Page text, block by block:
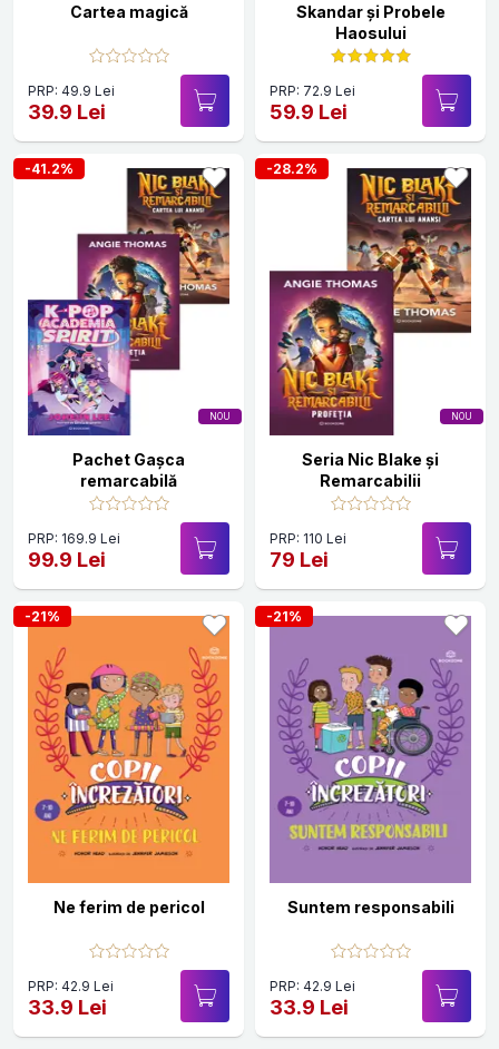
Cartea magică
PRP: 49.9 Lei
39.9 Lei
Skandar și Probele
Haosului
PRP: 72.9 Lei
59.9 Lei
NOU
-41.2%
Pachet Gașca
remarcabilă
PRP: 169.9 Lei
99.9 Lei
NOU
-28.2%
Seria Nic Blake și
Remarcabilii
PRP: 110 Lei
79 Lei
-21%
Ne ferim de pericol
PRP: 42.9 Lei
33.9 Lei
-21%
Suntem responsabili
PRP: 42.9 Lei
33.9 Lei